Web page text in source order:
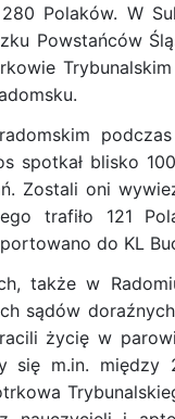
Polaków. W
Powstańców
spotkał blisko
Zostali oni
trafiło 121
do KL
także w
sądów
życię w
się m.in.